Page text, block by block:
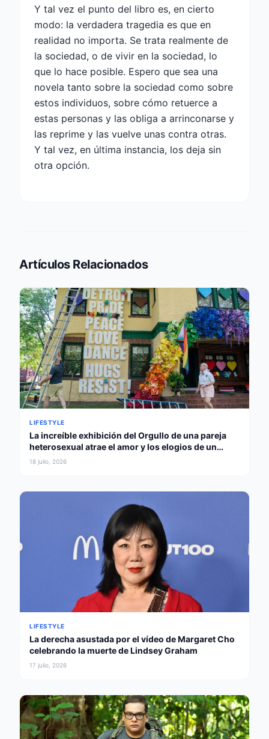
Y tal vez el punto del libro es, en cierto
modo: la verdadera tragedia es que en
realidad no importa. Se trata realmente de
la sociedad, o de vivir en la sociedad, lo
que lo hace posible. Espero que sea una
novela tanto sobre la sociedad como sobre
estos individuos, sobre cómo retuerce a
estas personas y las obliga a arrinconarse y
las reprime y las vuelve unas contra otras.
Y tal vez, en última instancia, los deja sin
otra opción.
Artículos Relacionados
LIFESTYLE
La increíble exhibición del Orgullo de una pareja
heterosexual atrae el amor y los elogios de un
gobernador
18 julio, 2026
LIFESTYLE
La derecha asustada por el vídeo de Margaret Cho
celebrando la muerte de Lindsey Graham
17 julio, 2026